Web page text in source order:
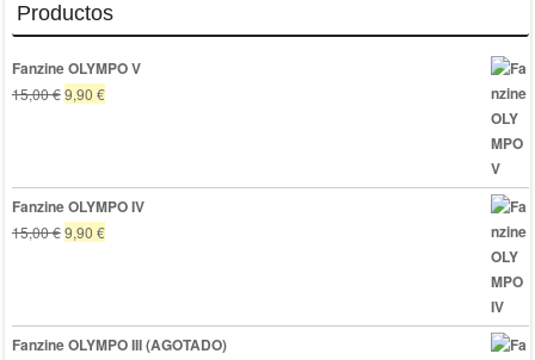
Productos
Fanzine OLYMPO V
15,00€El
15,00 €.
9,90 €El
9,90 €.
Fanzine OLYMPO IV
15,00€El
15,00 €.
9,90 €El
9,90 €.
Fanzine OLYMPO III (AGOTADO)